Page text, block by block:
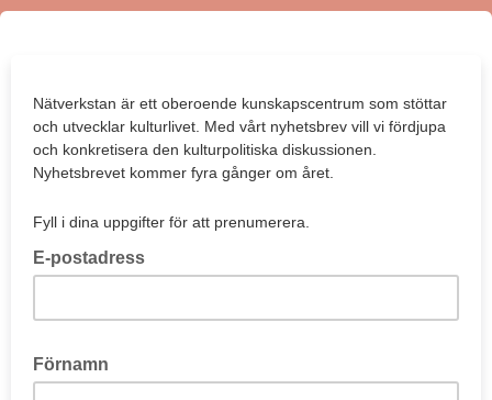
Nätverkstan är ett oberoende kunskapscentrum som stöttar
och utvecklar kulturlivet. Med vårt nyhetsbrev vill vi fördjupa
och konkretisera den kulturpolitiska diskussionen.
Nyhetsbrevet kommer fyra gånger om året.
Fyll i dina uppgifter för att prenumerera.
E-postadress
Förnamn